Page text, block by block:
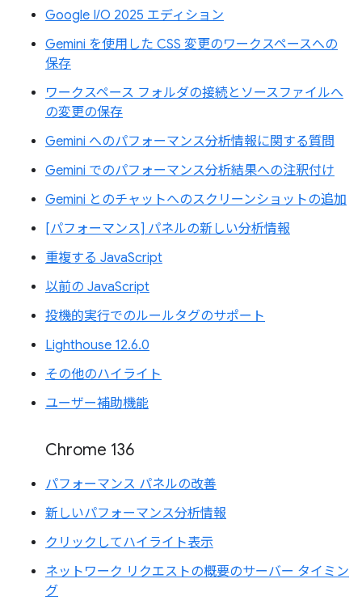
Google I/O 2025 エディション
Gemini を使用した CSS 変更のワークスペースへの
保存
ワークスペース フォルダの接続とソースファイルへ
の変更の保存
Gemini へのパフォーマンス分析情報に関する質問
Gemini でのパフォーマンス分析結果への注釈付け
Gemini とのチャットへのスクリーンショットの追加
[パフォーマンス] パネルの新しい分析情報
重複する JavaScript
以前の JavaScript
投機的実行でのルールタグのサポート
Lighthouse 12.6.0
その他のハイライト
ユーザー補助機能
Chrome 136
パフォーマンス パネルの改善
新しいパフォーマンス分析情報
クリックしてハイライト表示
ネットワーク リクエストの概要のサーバー タイミン
グ